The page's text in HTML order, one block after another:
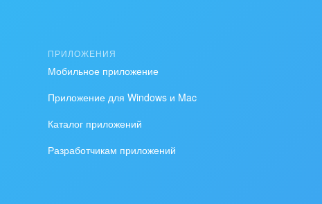
ПРИЛОЖЕНИЯ
Мобильное приложение
Приложение для Windows и Mac
Каталог приложений
Разработчикам приложений